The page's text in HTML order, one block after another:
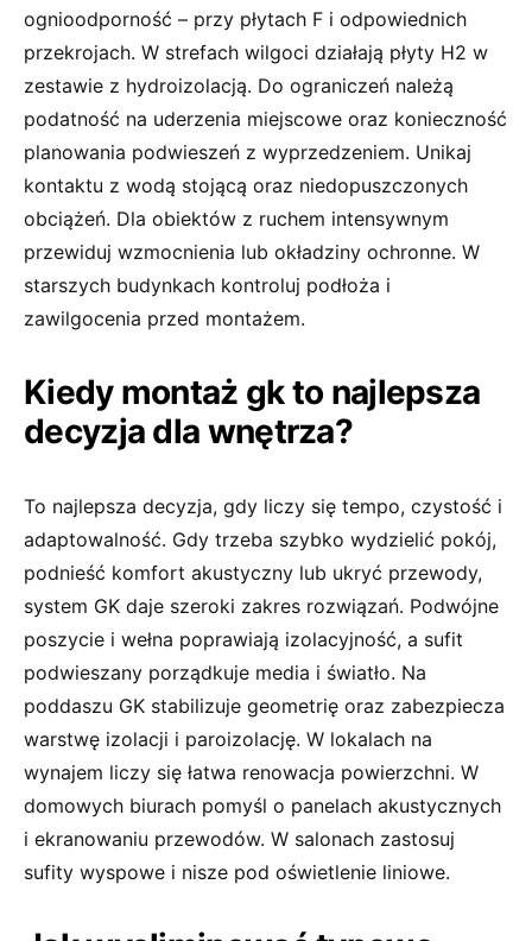
ognioodporność – przy płytach F i odpowiednich
przekrojach. W strefach wilgoci działają płyty H2 w
zestawie z hydroizolacją. Do ograniczeń należą
podatność na uderzenia miejscowe oraz konieczność
planowania podwieszeń z wyprzedzeniem. Unikaj
kontaktu z wodą stojącą oraz niedopuszczonych
obciążeń. Dla obiektów z ruchem intensywnym
przewiduj wzmocnienia lub okładziny ochronne. W
starszych budynkach kontroluj podłoża i
zawilgocenia przed montażem.
Kiedy montaż gk to najlepsza
decyzja dla wnętrza?
To najlepsza decyzja, gdy liczy się tempo, czystość i
adaptowalność. Gdy trzeba szybko wydzielić pokój,
podnieść komfort akustyczny lub ukryć przewody,
system GK daje szeroki zakres rozwiązań. Podwójne
poszycie i wełna poprawiają izolacyjność, a sufit
podwieszany porządkuje media i światło. Na
poddaszu GK stabilizuje geometrię oraz zabezpiecza
warstwę izolacji i paroizolację. W lokalach na
wynajem liczy się łatwa renowacja powierzchni. W
domowych biurach pomyśl o panelach akustycznych
i ekranowaniu przewodów. W salonach zastosuj
sufity wyspowe i nisze pod oświetlenie liniowe.